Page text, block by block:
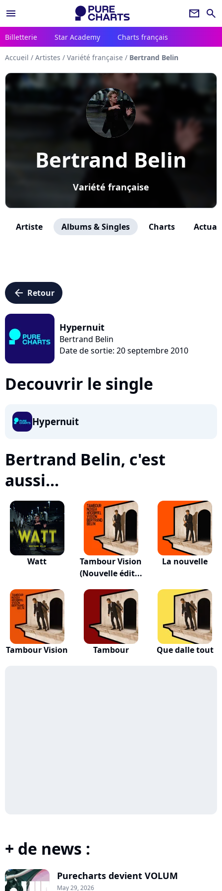
menu newsletter search
Billetterie Star Academy Charts français
Accueil / Artistes / Variété française / Bertrand Belin
Bertrand Belin
Variété française
Artiste Albums & Singles Charts
arrow_left Retour
Hypernuit
Bertrand Belin
Date de sortie: 20 septembre 2010
Decouvrir le single
Hypernuit
Bertrand Belin, c'est
aussi...
Watt
Tambour Vision
(Nouvelle édit...
La nouvelle
Tambour Vision Tambour Que dalle tout
+ de news :
Purecharts devient VOLUM
May 29, 2026